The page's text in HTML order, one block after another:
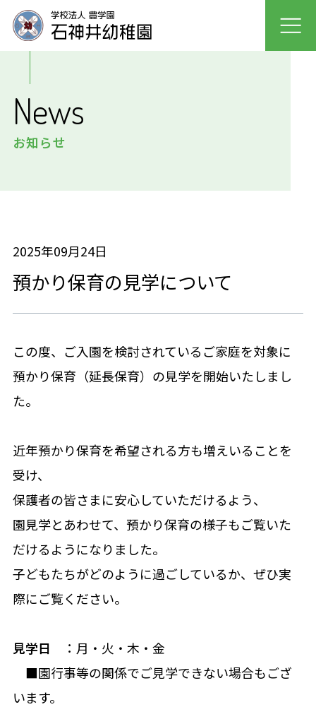
園での生活
採用情報
保護者の声
園の記録
プライバシーポリシー
お問い合わせ
News
お知らせ
2025年09月24日
預かり保育の見学について
この度、ご入園を検討されているご家庭を対象に
預かり保育（延長保育）の見学を開始いたしまし
た。
近年預かり保育を希望される方も増えいることを
受け、
保護者の皆さまに安心していただけるよう、
園見学とあわせて、預かり保育の様子もご覧いた
だけるようになりました。
子どもたちがどのように過ごしているか、ぜひ実
際にご覧ください。
見学日 ：月・火・木・金
■園行事等の関係でご見学できない場合もござ
います。